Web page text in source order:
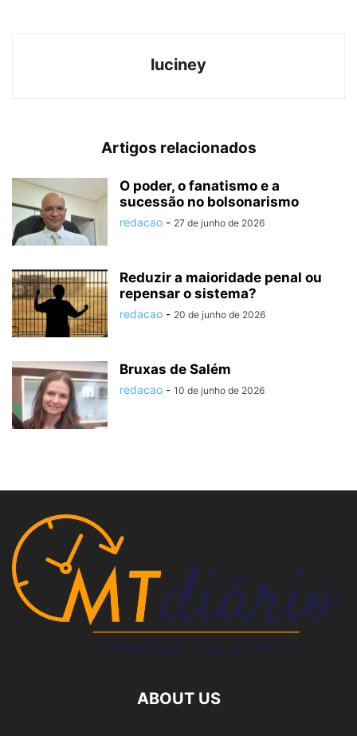
luciney
Artigos relacionados
O poder, o fanatismo e a
sucessão no bolsonarismo
redacao - 27 de junho de 2026
Reduzir a maioridade penal ou
repensar o sistema?
redacao - 20 de junho de 2026
Bruxas de Salém
redacao - 10 de junho de 2026
ABOUT US